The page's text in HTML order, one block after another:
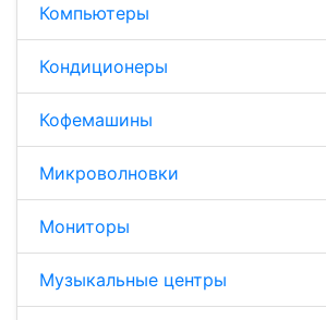
Компьютеры
Кондиционеры
Кофемашины
Микроволновки
Мониторы
Музыкальные центры